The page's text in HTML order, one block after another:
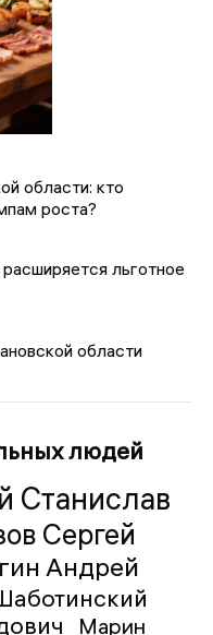
области: кто
роста?
льготное
области
людей
Станислав
Сергей
Андрей
Марин